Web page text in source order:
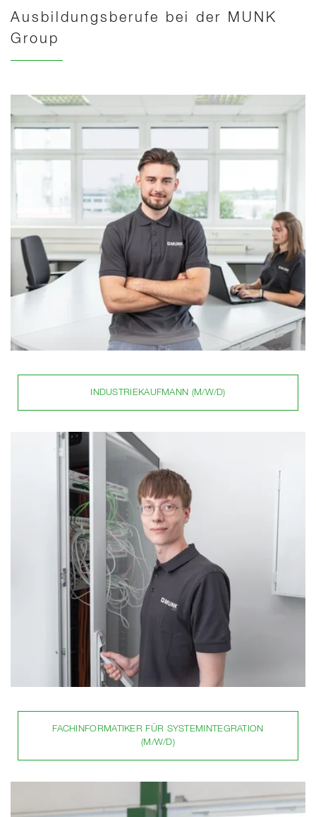
Ausbildungsberufe bei der MUNK
Group
INDUSTRIEKAUFMANN (M/W/D)
FACHINFORMATIKER FÜR SYSTEMINTEGRATION
(M/W/D)